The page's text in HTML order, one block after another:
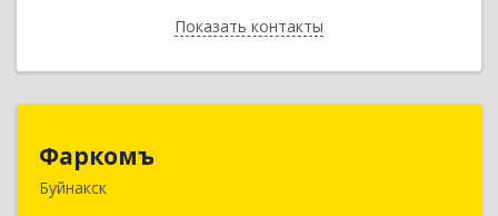
Показать контакты
Назад
Фаркомъ
Буйнакск